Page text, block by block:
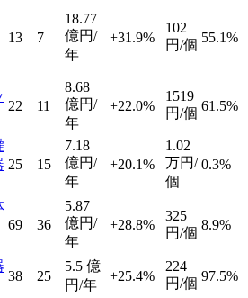
13 7
18.77
億円/
年
+31.9%
102
円/個 55.1%
22 11
8.68
億円/
年
+22.0%
1519
円/個 61.5%
25 15
7.18
億円/
年
+20.1%
1.02
万円/
個
0.3%
69 36
5.87
億円/
年
+28.8%
325
円/個
8.9%
38 25
5.5 億
円/年
+25.4%
224
円/個 97.5%